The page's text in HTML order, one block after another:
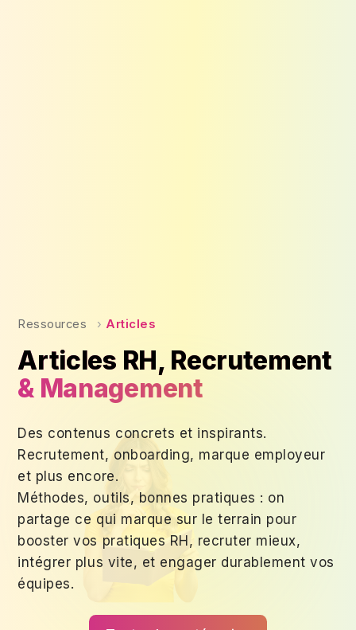
Ressources › Articles
Articles RH, Recrutement
& Management
Des contenus concrets et inspirants.
Recrutement, onboarding, marque employeur
et plus encore.
Méthodes, outils, bonnes pratiques : on
partage ce qui marque sur le terrain pour
booster vos pratiques RH, recruter mieux,
intégrer plus vite, et engager durablement vos
équipes.